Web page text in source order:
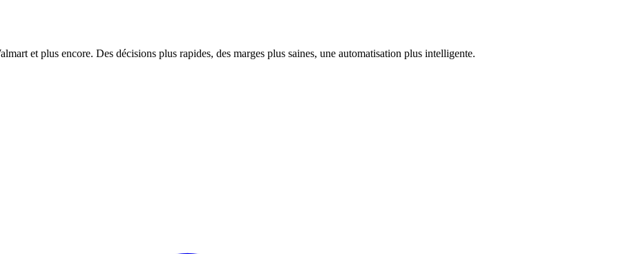
et plus encore. Des décisions plus rapides, des marges plus saines, une automatisation plus intelligente.